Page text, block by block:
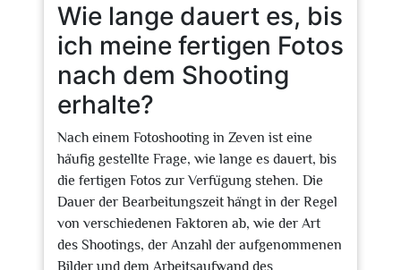
Wie lange dauert es, bis
ich meine fertigen Fotos
nach dem Shooting
erhalte?
Nach einem Fotoshooting in Zeven ist eine
häufig gestellte Frage, wie lange es dauert, bis
die fertigen Fotos zur Verfügung stehen. Die
Dauer der Bearbeitungszeit hängt in der Regel
von verschiedenen Faktoren ab, wie der Art
des Shootings, der Anzahl der aufgenommenen
Bilder und dem Arbeitsaufwand des